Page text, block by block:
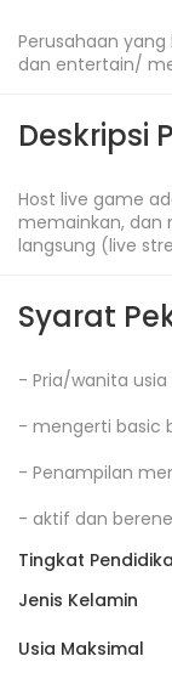
Perusahaan
dan entertain/
Deskripsi
Host live game
memainkan, dan
langsung (live
Syarat
- Pria/wanita usia
- mengerti basic
- Penampilan
- aktif dan
Tingkat
Jenis Kelamin
Usia Maksimal